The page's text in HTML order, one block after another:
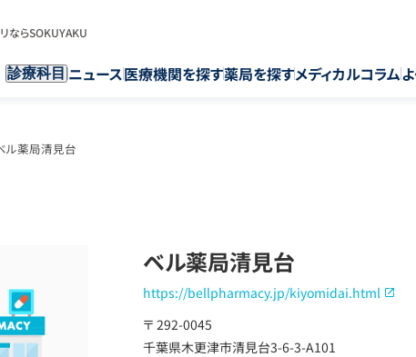
ならSOKUYAKU
診療科目 ニュース医療機関を探す薬局を探すメディカルコラム
ル薬局清見台
ベル薬局清見台
https://bellpharmacy.jp/kiyomidai.html
〒 292-0045
千葉県木更津市清見台3-6-3-A101